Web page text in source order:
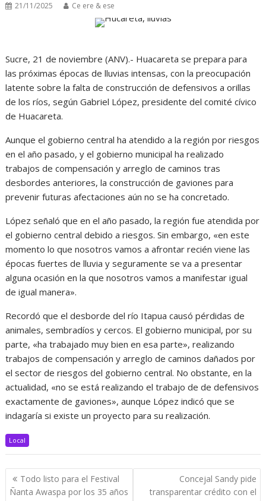
21/11/2025 Ce ere & ese
Sucre, 21 de noviembre (ANV).- Huacareta se prepara para
las próximas épocas de lluvias intensas, con la preocupación
latente sobre la falta de construcción de defensivos a orillas
de los ríos, según Gabriel López, presidente del comité cívico
de Huacareta.
Aunque el gobierno central ha atendido a la región por riesgos
en el año pasado, y el gobierno municipal ha realizado
trabajos de compensación y arreglo de caminos tras
desbordes anteriores, la construcción de gaviones para
prevenir futuras afectaciones aún no se ha concretado.
López señaló que en el año pasado, la región fue atendida por
el gobierno central debido a riesgos. Sin embargo, «en este
momento lo que nosotros vamos a afrontar recién viene las
épocas fuertes de lluvia y seguramente se va a presentar
alguna ocasión en la que nosotros vamos a manifestar igual
de igual manera».
Recordó que el desborde del río Itapua causó pérdidas de
animales, sembradíos y cercos. El gobierno municipal, por su
parte, «ha trabajado muy bien en esa parte», realizando
trabajos de compensación y arreglo de caminos dañados por
el sector de riesgos del gobierno central. No obstante, en la
actualidad, «no se está realizando el trabajo de de defensivos
exactamente de gaviones», aunque López indicó que se
indagaría si existe un proyecto para su realización.
Local
Navegación
de
Todo listo para el Festival
Ñanta Awaspa por los 35 años
Concejal Sandy pide
transparentar crédito con el